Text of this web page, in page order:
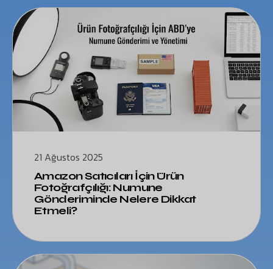
21 Ağustos 2025
Amazon Satıcıları İçin Ürün
Fotoğrafçılığı: Numune
Gönderiminde Nelere Dikkat
Etmeli?